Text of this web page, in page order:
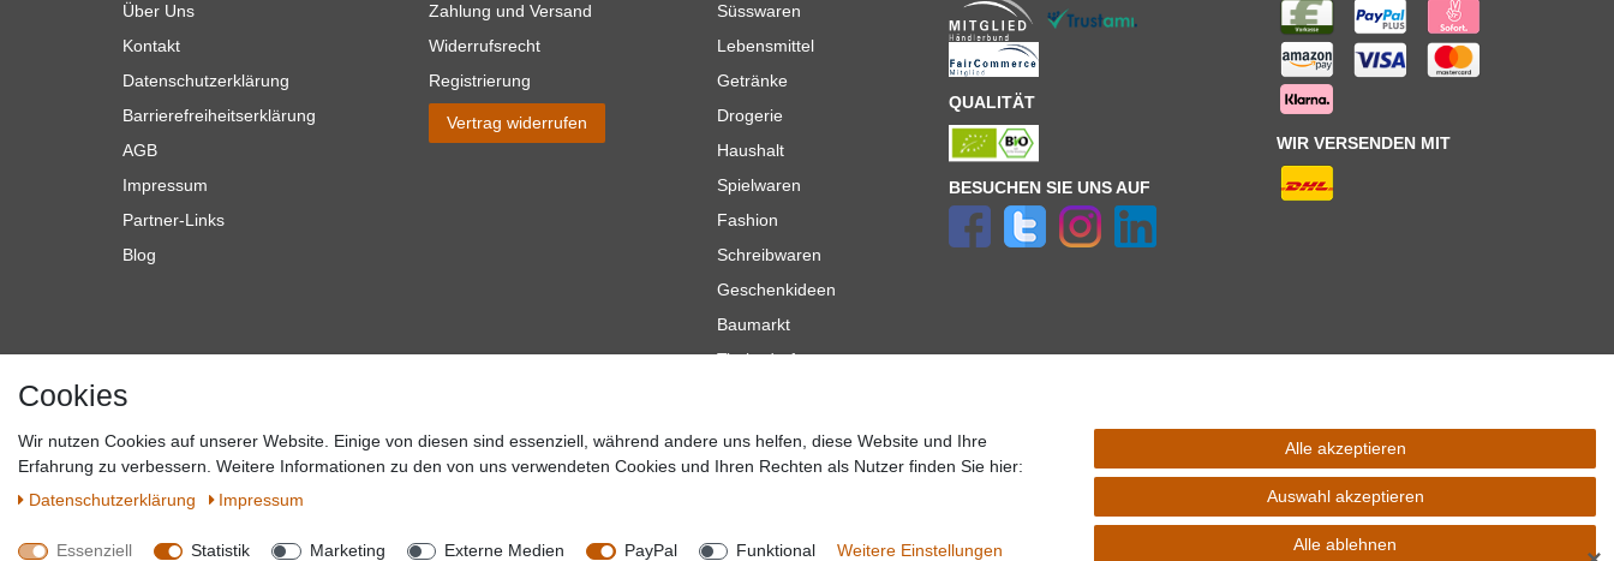
Über Uns
Kontakt
Datenschutzerklärung
Barrierefreiheitserklärung
AGB
Impressum
Partner-Links
Blog
Zahlung und Versand
Widerrufsrecht
Registrierung
Vertrag widerrufen
Süsswaren
Lebensmittel
Getränke
Drogerie
Haushalt
Spielwaren
Fashion
Schreibwaren
Geschenkideen
Baumarkt
Tierbedarf
QUALITÄT
BESUCHEN SIE UNS AUF
WIR VERSENDEN MIT
*Alle Preise verstehen sich inkl. MwSt. zzgl. Versandkosten. **Gilt für Lieferungen innerhalb deutschlands, Lieferzeiten für andere Länder entnehmen Sie bitte der Schaltfäche mit den
. *** Bei den ausgewiesenen
Cookies
Wir nutzen Cookies auf unserer Website. Einige von diesen sind essenziell, während andere uns helfen, diese Website und Ihre
Erfahrung zu verbessern. Weitere Informationen zu den von uns verwendeten Cookies und Ihren Rechten als Nutzer finden Sie hier:
Daten­schutz­erklärung
Impressum
Essenziell Statistik Marketing Externe Medien PayPal Funktional Weitere Einstellungen
Alle akzeptieren
Auswahl akzeptieren
Alle ablehnen